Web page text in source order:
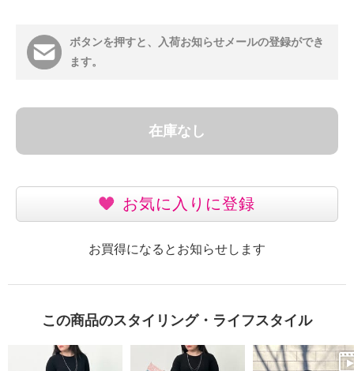
ボタンを押すと、入荷お知らせメールの登録ができ
ます。
在庫なし
お気に入りに登録
お買得になるとお知らせします
この商品のスタイリング・ライフスタイル